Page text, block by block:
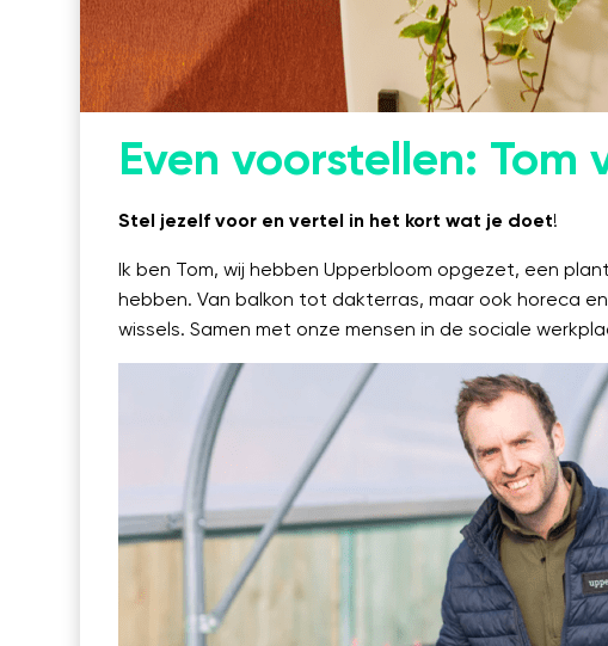
Instagram
Linkedin
Even voorstellen: Tom
Stel jezelf voor en vertel in het kort wat je doet!
Ik ben Tom, wij hebben Upperbloom opgezet, een
hebben. Van balkon tot dakterras, maar ook horeca
wissels. Samen met onze mensen in de sociale